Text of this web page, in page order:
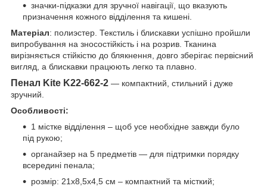
значки-підказки для зручної навігації, що вказують
призначення кожного відділення та кишені.
Матеріал: полиэстер. Текстиль і блискавки успішно пройшли
випробування на зносостійкість і на розрив. Тканина
вирізняється стійкістю до блякнення, довго зберігає первісний
вигляд, а блискавки працюють легко та плавно.
Пенал Kite K22-662-2 — компактний, стильний і дуже
зручний.
Особливості:
1 містке відділення – щоб усе необхідне завжди було
під рукою;
органайзер на 5 предметів — для підтримки порядку
всередині пенала;
розмір: 21x8,5x4,5 см – компактний та місткий;